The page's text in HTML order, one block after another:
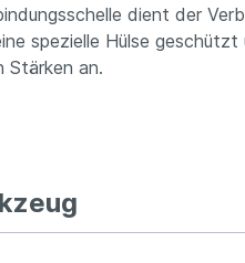
dient der
spezielle Hülse
Stärken an.